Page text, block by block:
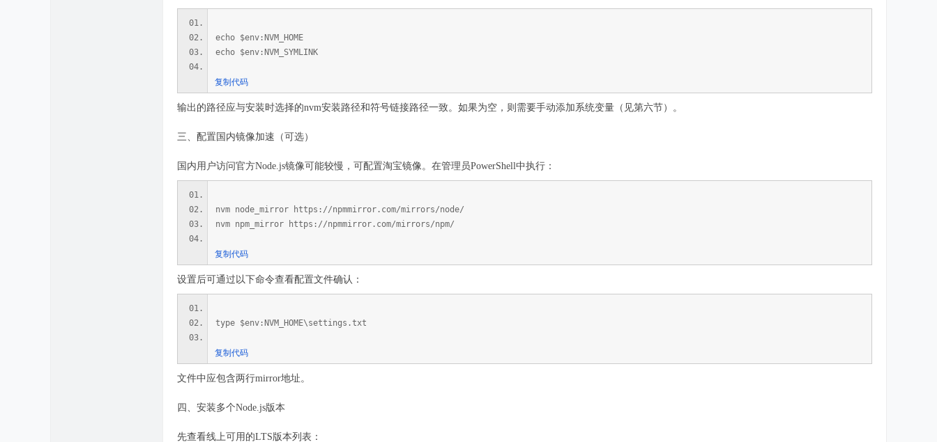
echo $env:NVM_HOME
echo $env:NVM_SYMLINK
复制代码
输出的路径应与安装时选择的nvm安装路径和符号链接路径一致。如果为空，则需要手动添加系统变量（见第六节）。
三、配置国内镜像加速（可选）
国内用户访问官方Node.js镜像可能较慢，可配置淘宝镜像。在管理员PowerShell中执行：
nvm node_mirror https://npmmirror.com/mirrors/node/
nvm npm_mirror https://npmmirror.com/mirrors/npm/
复制代码
设置后可通过以下命令查看配置文件确认：
type $env:NVM_HOME\settings.txt
复制代码
文件中应包含两行mirror地址。
四、安装多个Node.js版本
先查看线上可用的LTS版本列表：